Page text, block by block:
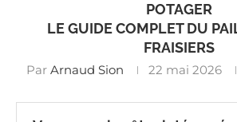
POTAGER
LE GUIDE COMPLET DU
FRAISIERS
Par Arnaud Sion 22 mai 2026